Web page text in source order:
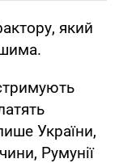
який
України,
Румунії